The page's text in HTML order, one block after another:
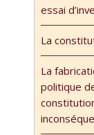
essai
La
La
politique